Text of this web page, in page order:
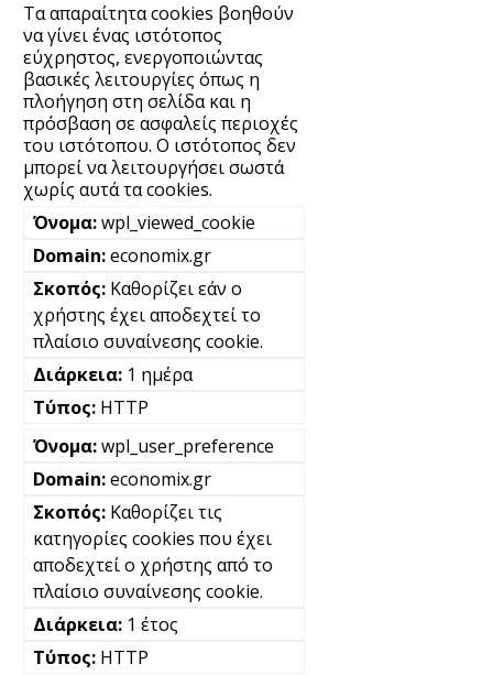
Τα απαραίτητα cookies βοηθούν
να γίνει ένας ιστότοπος
εύχρηστος, ενεργοποιώντας
βασικές λειτουργίες όπως η
πλοήγηση στη σελίδα και η
πρόσβαση σε ασφαλείς περιοχές
του ιστότοπου. Ο ιστότοπος δεν
μπορεί να λειτουργήσει σωστά
χωρίς αυτά τα cookies.
wpl_viewed_cookie
economix.gr
Καθορίζει εάν ο
χρήστης έχει αποδεχτεί το
πλαίσιο συναίνεσης cookie.
1 ημέρα
HTTP
wpl_user_preference
economix.gr
Καθορίζει τις
κατηγορίες cookies που έχει
αποδεχτεί ο χρήστης από το
πλαίσιο συναίνεσης cookie.
1 έτος
HTTP